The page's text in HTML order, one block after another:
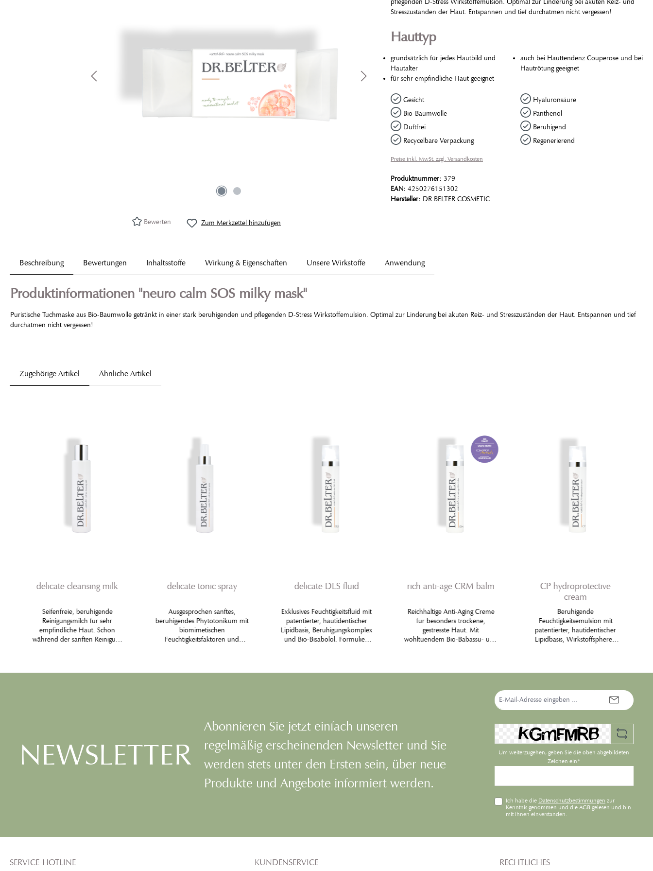
Zum Merkzettel hinzufügen
Bewerten
pflegenden D-Stress Wirkstoffemulsion. Optimal zur Linderung bei akuten Reiz- und
Stresszuständen der Haut. Entspannen und tief durchatmen nicht vergessen!
Hauttyp
grundsätzlich für jedes Hautbild und
Hautalter
für sehr empfindliche Haut geeignet
auch bei Hauttendenz Couperose und bei
Hautrötung geeignet
Gesicht
Bio-Baumwolle
Duftfrei
Recycelbare Verpackung
Hyaluronsäure
Panthenol
Beruhigend
Regenerierend
Preise inkl. MwSt. zzgl. Versandkosten
Produktnummer: 379
EAN: 4250276151302
Hersteller: DR.BELTER COSMETIC
Beschreibung Bewertungen Inhaltsstoffe Wirkung & Eigenschaften Unsere Wirkstoffe Anwendung
Produktinformationen "neuro calm SOS milky mask"
Puristische Tuchmaske aus Bio-Baumwolle getränkt in einer stark beruhigenden und pflegenden D-Stress Wirkstoffemulsion. Optimal zur Linderung bei akuten Reiz- und Stresszuständen der Haut. Entspannen und tief
durchatmen nicht vergessen!
Zugehörige Artikel Ähnliche Artikel
delicate cleansing milk
Seifenfreie, beruhigende
Reinigungsmilch für sehr
empfindliche Haut. Schon
während der sanften Reinigung
delicate tonic spray
Ausgesprochen sanftes,
beruhigendes Phytotonikum mit
biomimetischen
Feuchtigkeitsfaktoren und
delicate DLS fluid
Exklusives Feuchtigkeitsfluid mit
patentierter, hautidentischer
Lipidbasis, Beruhigungskomplex
und Bio-Bisabolol. Formuliert
rich anti-age CRM balm
Reichhaltige Anti-Aging Creme
für besonders trockene,
gestresste Haut. Mit
wohltuendem Bio-Babassu- und
biologisches Wirkungsspektrum.
Farbstoffen.
CP hydroprotective
cream
Beruhigende
Feuchtigkeitsemulsion mit
patentierter, hautidentischer
Lipidbasis, Wirkstoffspheren
zu Rötung neigender Haut.
NEWSLETTER
Abonnieren Sie jetzt einfach unseren
regelmäßig erscheinenden Newsletter und Sie
werden stets unter den Ersten sein, über neue
Produkte und Angebote informiert werden.
E-
Mail-
Adresse*
Um weiterzugehen, geben Sie die oben abgebildeten
Zeichen ein*
Ich habe die Datenschutzbestimmungen zur
Kenntnis genommen und dieAGBgelesen und bin
mit ihnen einverstanden.
SERVICE-HOTLINE KUNDENSERVICE RECHTLICHES